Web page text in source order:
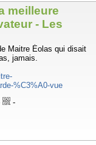
meilleure
- Les
Maitre Éolas qui disait
jamais.
%C3%A0-vue
-